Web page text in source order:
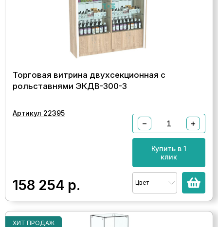
Торговая витрина двухсекционная с
рольставнями ЭКДВ-300-3
Артикул 22395
158 254 р.
− +
Купить в 1
клик
Цвет
ХИТ ПРОДАЖ